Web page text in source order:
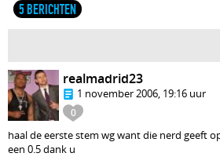
5 BERICHTEN
0
realmadrid23
1 november 2006, 19:16 uur
haal de eerste stem wg want die nerd geeft
een 0.5 dank u